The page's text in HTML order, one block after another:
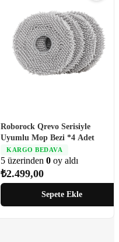
Roborock Qrevo Serisiyle
Uyumlu Mop Bezi *4 Adet
KARGO BEDAVA
5 üzerinden 0 oy aldı
₺2.499,00
Sepete Ekle